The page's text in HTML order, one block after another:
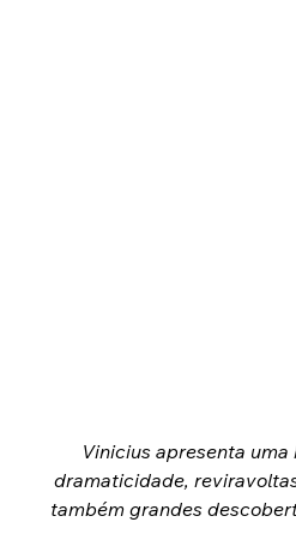
Vinicius apresenta
dramaticidade,
também grandes